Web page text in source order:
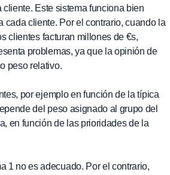
Este sistema funciona bien
cada cliente. Por el contrario, cuando la
clientes facturan millones de €s,
problemas, ya que la opinión de
peso relativo.
por ejemplo en función de la típica
del peso asignado al grupo del
en función de las prioridades de la
1 no es adecuado. Por el contrario,